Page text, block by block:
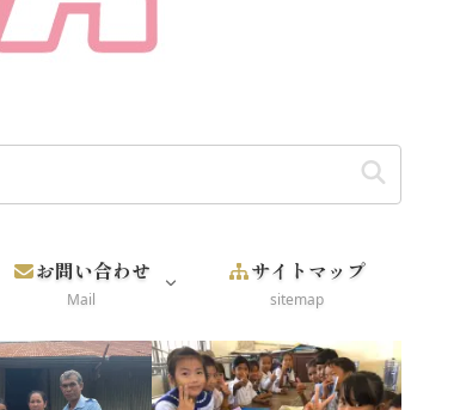
お問い合わせ
Mail
サイトマップ
sitemap